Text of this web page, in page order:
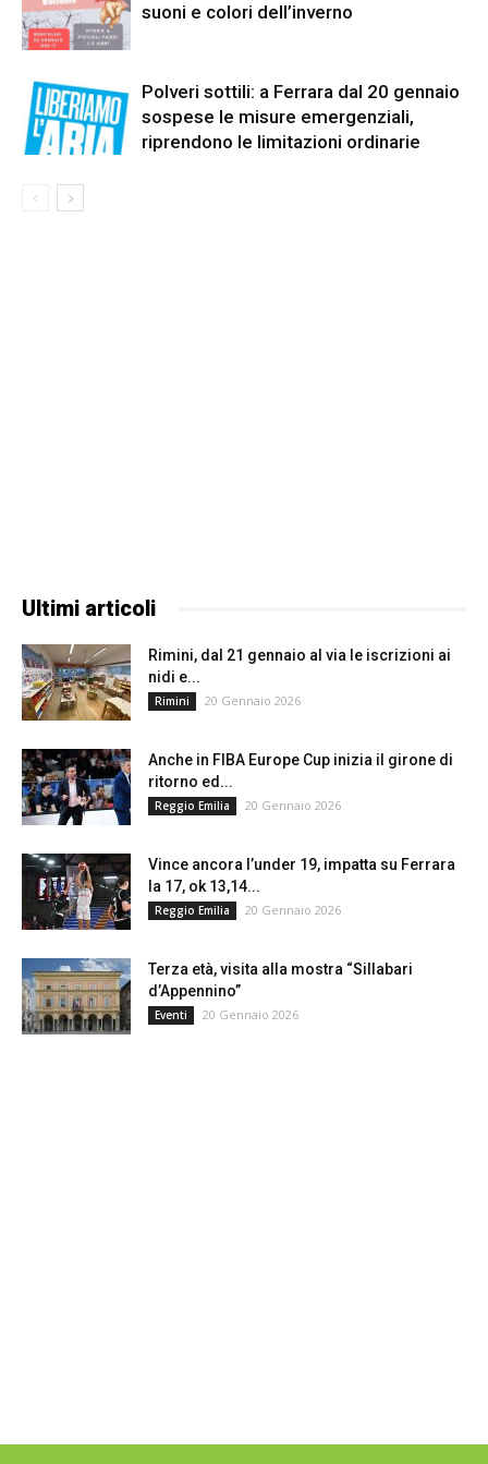
suoni e colori dell’inverno
Polveri sottili: a Ferrara dal 20 gennaio
sospese le misure emergenziali,
riprendono le limitazioni ordinarie
Ultimi articoli
Rimini, dal 21 gennaio al via le iscrizioni ai
nidi e...
Rimini 20 Gennaio 2026
Anche in FIBA Europe Cup inizia il girone di
ritorno ed...
Reggio Emilia 20 Gennaio 2026
Vince ancora l’under 19, impatta su Ferrara
la 17, ok 13,14...
Reggio Emilia 20 Gennaio 2026
Terza età, visita alla mostra “Sillabari
d’Appennino”
Eventi 20 Gennaio 2026